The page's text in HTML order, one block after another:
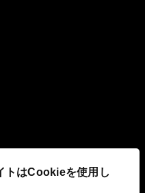
トはCookieを使用し